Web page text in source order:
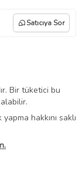
Satıcıya Sor
Bir tüketici bu
hakkını saklı